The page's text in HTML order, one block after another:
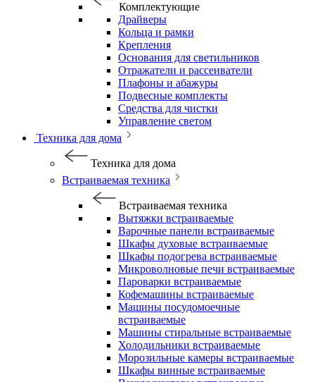
Комплектующие
Драйверы
Кольца и рамки
Крепления
Основания для светильников
Отражатели и рассеиватели
Плафоны и абажуры
Подвесные комплекты
Средства для чистки
Управление светом
Техника для дома
Техника для дома
Встраиваемая техника
Встраиваемая техника
Вытяжки встраиваемые
Варочные панели встраиваемые
Шкафы духовые встраиваемые
Шкафы подогрева встраиваемые
Микроволновые печи встраиваемые
Пароварки встраиваемые
Кофемашины встраиваемые
Машины посудомоечные
встраиваемые
Машины стиральные встраиваемые
Холодильники встраиваемые
Морозильные камеры встраиваемые
Шкафы винные встраиваемые